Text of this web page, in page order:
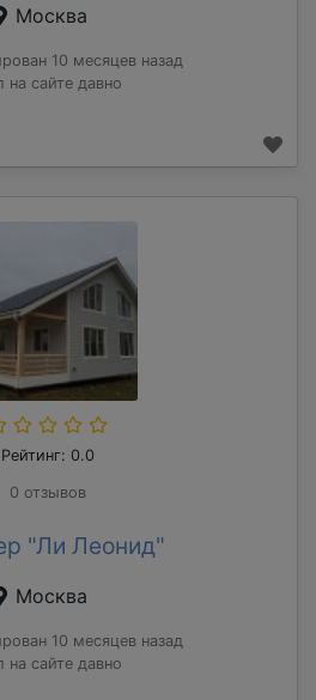
Москва
10 месяцев назад
на сайте давно
Рейтинг: 0.0
0 отзывов
"Ли Леонид"
Москва
10 месяцев назад
на сайте давно